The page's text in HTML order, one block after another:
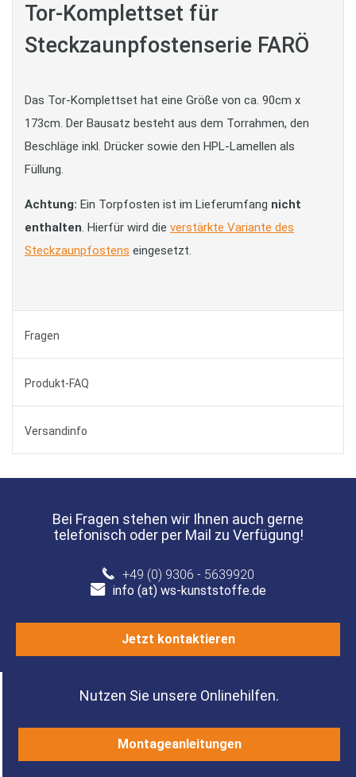
Tor-Komplettset für
Steckzaunpfostenserie FARÖ
Das Tor-Komplettset hat eine Größe von ca. 90cm x
173cm. Der Bausatz besteht aus dem Torrahmen, den
Beschläge inkl. Drücker sowie den HPL-Lamellen als
Füllung.
Achtung: Ein Torpfosten ist im Lieferumfang nicht
enthalten. Hierfür wird die verstärkte Variante des
Steckzaunpfostens eingesetzt.
Fragen
Produkt-FAQ
Versandinfo
Bei Fragen stehen wir Ihnen auch gerne
telefonisch oder per Mail zu Verfügung!
+49 (0) 9306 - 5639920
info (at) ws-kunststoffe.de
Jetzt kontaktieren
Nutzen Sie unsere Onlinehilfen.
Montageanleitungen